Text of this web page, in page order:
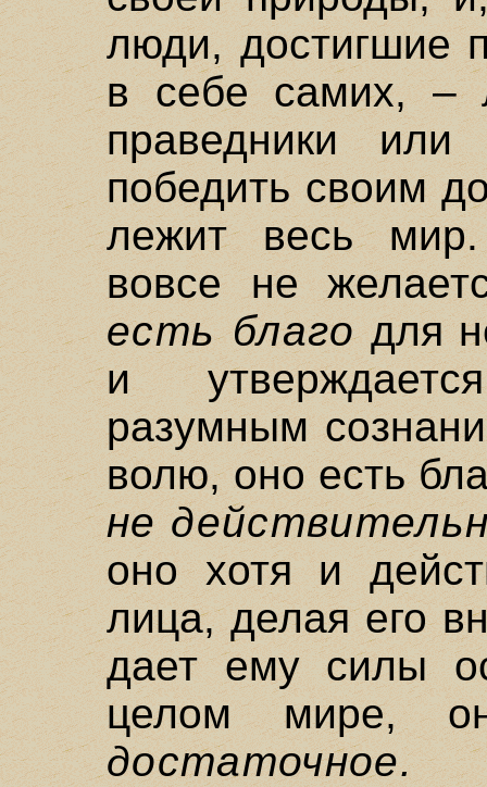
люди, достигшие
в себе самих, –
праведники
победить своим
лежит весь
вовсе не
есть благодля
и
разумным
волю, оно есть
не
оно хотя и
лица, делая его
дает ему силы
целом мире,
достаточное.